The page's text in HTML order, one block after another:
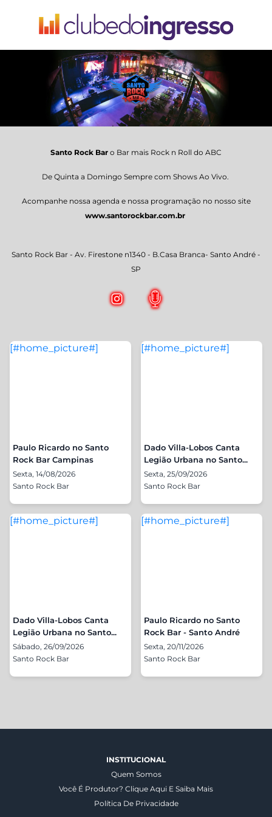
Santo Rock Bar o Bar mais Rock n Roll do ABC
De Quinta a Domingo Sempre com Shows Ao Vivo.
Acompanhe nossa agenda e nossa programação no nosso site
www.santorockbar.com.br
Santo Rock Bar - Av. Firestone n1340 - B.Casa Branca- Santo André -
SP
[#home_picture#]
Paulo Ricardo no Santo
Rock Bar Campinas
Sexta, 14/08/2026
Santo Rock Bar
[#home_picture#]
Dado Villa-Lobos Canta
Legião Urbana no Santo...
Sexta, 25/09/2026
Santo Rock Bar
[#home_picture#]
Dado Villa-Lobos Canta
Legião Urbana no Santo...
Sábado, 26/09/2026
Santo Rock Bar
[#home_picture#]
Paulo Ricardo no Santo
Rock Bar - Santo André
Sexta, 20/11/2026
Santo Rock Bar
INSTITUCIONAL
Quem Somos
Você É Produtor? Clique Aqui E Saiba Mais
Política De Privacidade